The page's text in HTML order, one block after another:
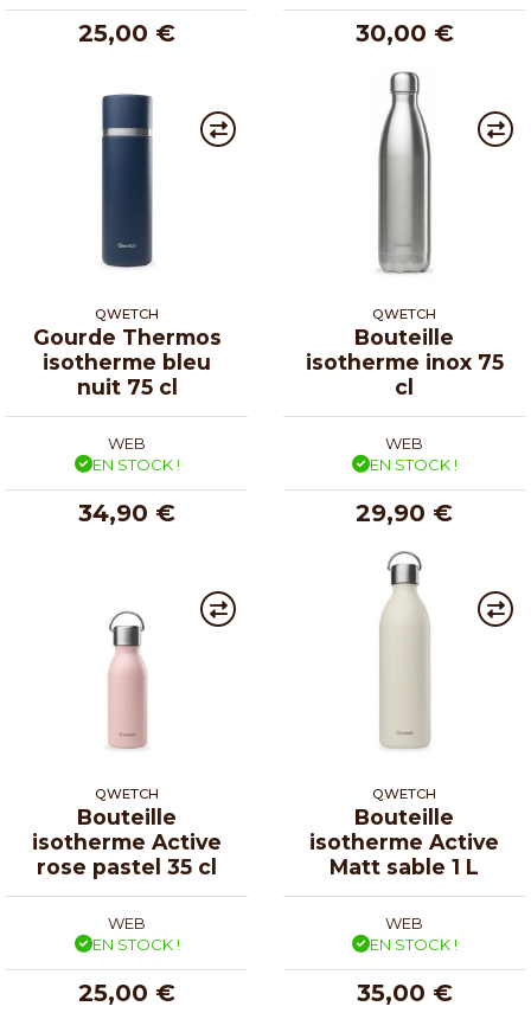
25,00 € 30,00 €
QWETCH
Gourde Thermos
isotherme bleu
nuit 75 cl
WEB
EN STOCK !
34,90 €
QWETCH
Bouteille
isotherme inox 75
cl
WEB
EN STOCK !
29,90 €
QWETCH
Bouteille
isotherme Active
rose pastel 35 cl
WEB
EN STOCK !
25,00 €
QWETCH
Bouteille
isotherme Active
Matt sable 1 L
WEB
EN STOCK !
35,00 €